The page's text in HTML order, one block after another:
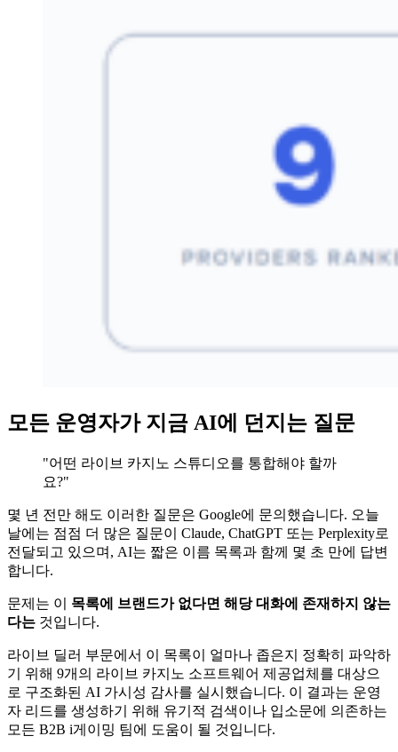
모든 운영자가 지금 AI에 던지는 질문
"어떤 라이브 카지노 스튜디오를 통합해야 할까
요?"
몇 년 전만 해도 이러한 질문은 Google에 문의했습니다. 오늘
날에는 점점 더 많은 질문이 Claude, ChatGPT 또는 Perplexity로
전달되고 있으며, AI는 짧은 이름 목록과 함께 몇 초 만에 답변
합니다.
문제는 이 목록에 브랜드가 없다면 해당 대화에 존재하지 않는
다는 것입니다.
라이브 딜러 부문에서 이 목록이 얼마나 좁은지 정확히 파악하
기 위해 9개의 라이브 카지노 소프트웨어 제공업체를 대상으
로 구조화된 AI 가시성 감사를 실시했습니다. 이 결과는 운영
자 리드를 생성하기 위해 유기적 검색이나 입소문에 의존하는
모든 B2B i게이밍 팀에 도움이 될 것입니다.